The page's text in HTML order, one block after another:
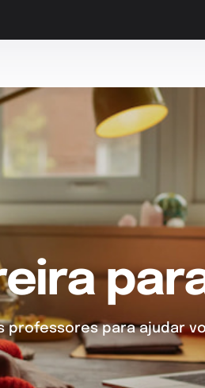
professores para ajudar